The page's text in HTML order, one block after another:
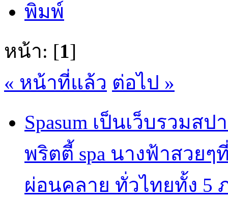
พิมพ์
หน้า: [1]
« หน้าที่แล้ว ต่อไป »
Spasum เป็นเว็บรวม
พริตตี้ spa นางฟ้าสวย
ผ่อนคลาย ทั่วไทยทั้ง 5